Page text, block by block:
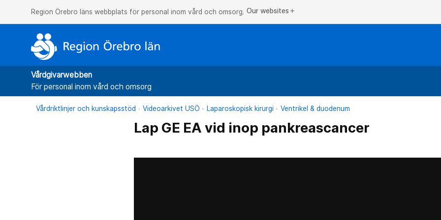
Region Örebro läns webbplats för personal inom vård och omsorg. Our websites add
Vårdgivarwebben
För personal inom vård och omsorg
Vårdriktlinjer och kunskapsstöd Videoarkivet USÖ Laparoskopisk kirurgi Ventrikel & duodenum
Lap GE EA vid inop pankreascancer